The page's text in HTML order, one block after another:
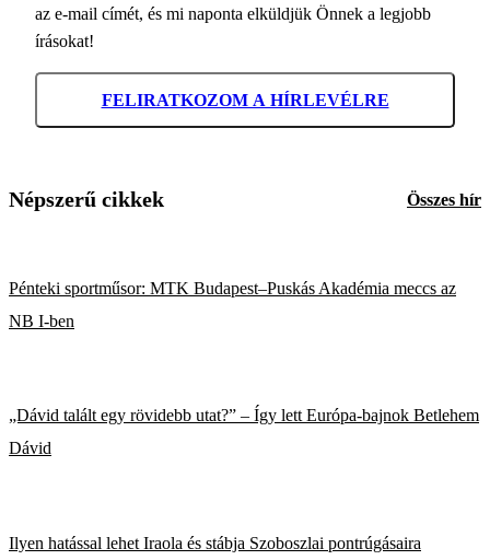
az e-mail címét, és mi naponta elküldjük Önnek a legjobb
írásokat!
FELIRATKOZOM A HÍRLEVÉLRE
Népszerű cikkek Összes hír
Pénteki sportműsor: MTK Budapest–Puskás Akadémia meccs az
NB I-ben
„Dávid talált egy rövidebb utat?” – Így lett Európa-bajnok Betlehem
Dávid
Ilyen hatással lehet Iraola és stábja Szoboszlai pontrúgásaira